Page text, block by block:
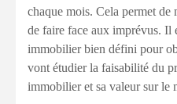
chaque mois. Cela permet de
de faire face aux imprévus. Il
immobilier bien défini pour
vont étudier la faisabilité du
immobilier et sa valeur sur le